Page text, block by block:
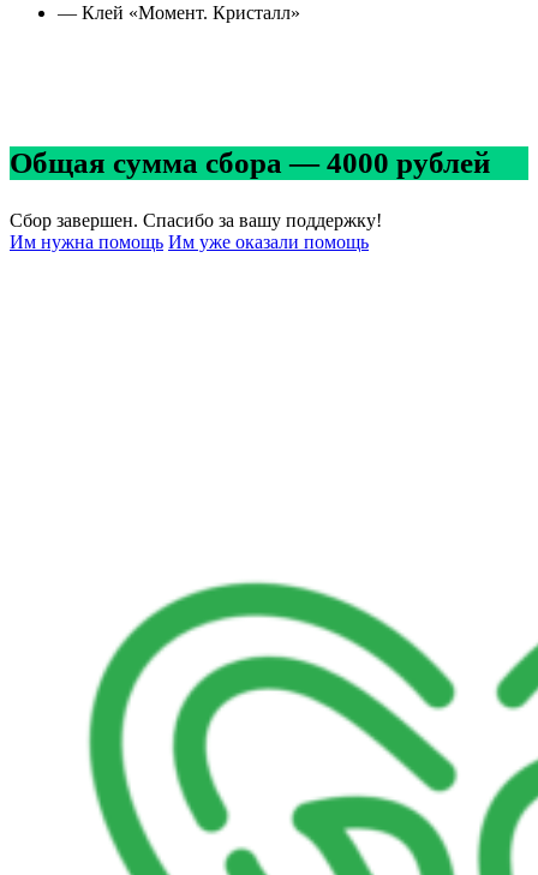
— Клей «Момент. Кристалл»
Общая сумма сбора — 4000 рублей
Сбор завершен. Спасибо за вашу поддержку!
Им нужна помощь Им уже оказали помощь